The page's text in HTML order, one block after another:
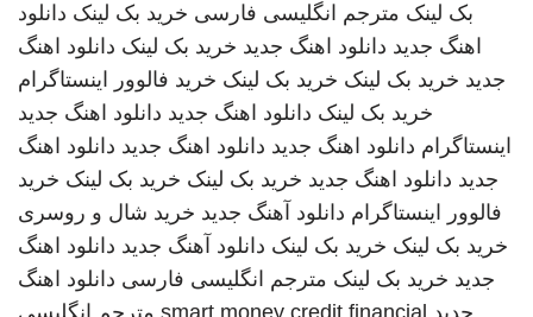
بک لینک مترجم انگلیسی فارسی خرید بک لینک دانلود
اهنگ جدید دانلود اهنگ جدید خرید بک لینک دانلود اهنگ
جدید خرید بک لینک خرید بک لینک خرید فالوور اینستاگرام
خرید بک لینک دانلود اهنگ جدید دانلود اهنگ جدید
اینستاگرام دانلود اهنگ جدید دانلود اهنگ جدید دانلود اهنگ
جدید دانلود اهنگ جدید خرید بک لینک خرید بک لینک خرید
فالوور اینستاگرام دانلود آهنگ جدید خرید شال و روسری
خرید بک لینک خرید بک لینک دانلود آهنگ جدید دانلود اهنگ
جدید خرید بک لینک مترجم انگلیسی فارسی دانلود اهنگ
جدید
smart money credit financial مترجم انگلیسی